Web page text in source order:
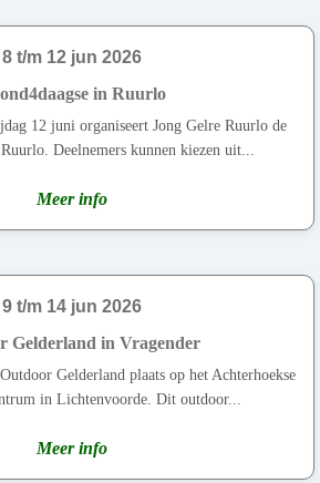
8 t/m 12 jun 2026
in Ruurlo
12 juni organiseert Jong Gelre Ruurlo de
Deelnemers kunnen kiezen uit...
Meer info
9 t/m 14 jun 2026
Gelderland in Vragender
Gelderland plaats op het Achterhoekse
in Lichtenvoorde. Dit outdoor...
Meer info